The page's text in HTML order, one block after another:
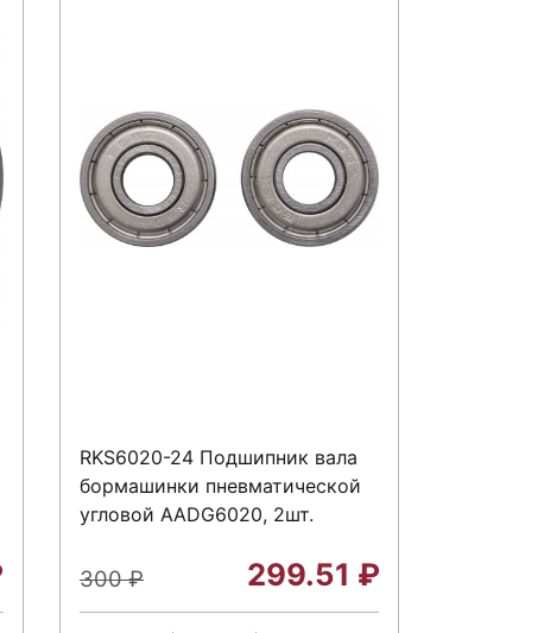
RKS6020-24 Подшипник вала
бормашинки пневматической
угловой AADG6020, 2шт.
300₽ 299.51 ₽